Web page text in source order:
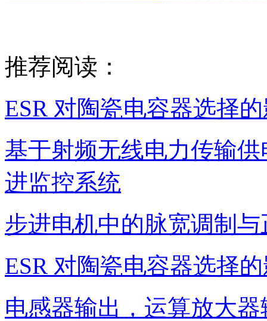
推荐阅读：
ESR 对陶瓷电容器选择
基于射频无线电力传输
进监控系统
步进电机中的脉宽调制
ESR 对陶瓷电容器选择
电感器输出，运算放大